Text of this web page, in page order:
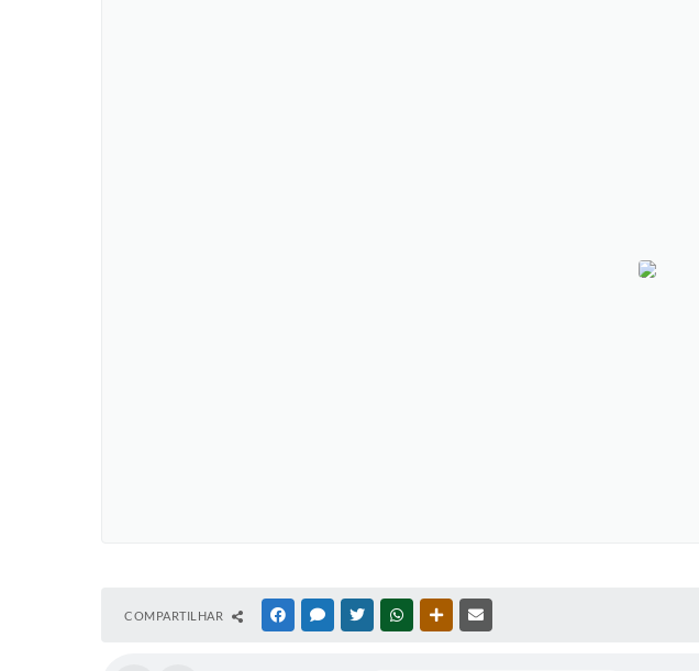
COMPARTILHAR FACEBOOKMESSENGER
TWITTERWHATSAPPOUTRAS MÍDIAS